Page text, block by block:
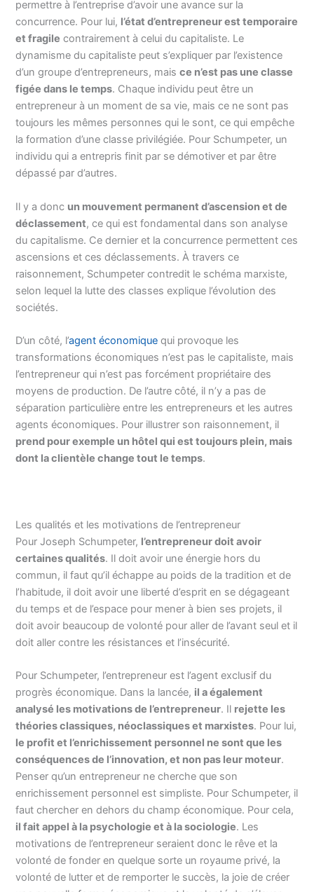
permettre à l’entreprise d’avoir une avance sur la
concurrence. Pour lui, l’état d’entrepreneur est temporaire
et fragile contrairement à celui du capitaliste. Le
dynamisme du capitaliste peut s’expliquer par l’existence
d’un groupe d’entrepreneurs, maisce n’est pas une classe
figée dans le temps. Chaque individu peut être un
entrepreneur à un moment de sa vie, mais ce ne sont pas
toujours les mêmes personnes qui le sont, ce qui empêche
la formation d’une classe privilégiée. Pour Schumpeter, un
individu qui a entrepris finit par se démotiver et par être
dépassé par d’autres.
Il y a donc un mouvement permanent d’ascension et de
déclassement, ce qui est fondamental dans son analyse
du capitalisme. Ce dernier et la concurrence permettent ces
ascensions et ces déclassements. À travers ce
raisonnement, Schumpeter contredit le schéma marxiste,
selon lequel la lutte des classes explique l’évolution des
sociétés.
D’un côté, l’agent économique qui provoque les
transformations économiques n’est pas le capitaliste, mais
l’entrepreneur qui n’est pas forcément propriétaire des
moyens de production. De l’autre côté, il n’y a pas de
séparation particulière entre les entrepreneurs et les autres
agents économiques. Pour illustrer son raisonnement, il
prend pour exemple un hôtel qui est toujours plein, mais
dont la clientèle change tout le temps.
Les qualités et les motivations de l’entrepreneur
Pour Joseph Schumpeter, l’entrepreneur doit avoir
certaines qualités. Il doit avoir une énergie hors du
commun, il faut qu’il échappe au poids de la tradition et de
l’habitude, il doit avoir une liberté d’esprit en se dégageant
du temps et de l’espace pour mener à bien ses projets, il
doit avoir beaucoup de volonté pour aller de l’avant seul et il
doit aller contre les résistances et l’insécurité.
Pour Schumpeter, l’entrepreneur est l’agent exclusif du
progrès économique. Dans la lancée, il a également
analysé les motivations de l’entrepreneur. Il rejette les
théories classiques, néoclassiques et marxistes. Pour lui,
le profit et l’enrichissement personnel ne sont que les
conséquences de l’innovation, et non pas leur moteur.
Penser qu’un entrepreneur ne cherche que son
enrichissement personnel est simpliste. Pour Schumpeter, il
faut chercher en dehors du champ économique. Pour cela,
il fait appel à la psychologie et à la sociologie. Les
motivations de l’entrepreneur seraient donc le rêve et la
volonté de fonder en quelque sorte un royaume privé, la
volonté de lutter et de remporter le succès, la joie de créer